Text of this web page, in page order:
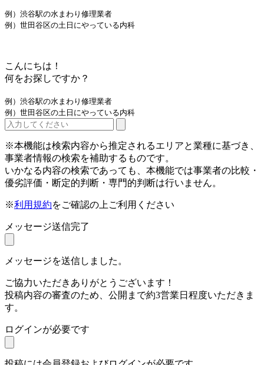
例）渋谷駅の水まわり修理業者
例）世田谷区の土日にやっている内科
こんにちは！
何をお探しですか？
例）渋谷駅の水まわり修理業者
例）世田谷区の土日にやっている内科
※本機能は検索内容から推定されるエリアと業種に基づき、
事業者情報の検索を補助するものです。
いかなる内容の検索であっても、本機能では事業者の比較・
優劣評価・断定的判断・専門的判断は行いません。
※利用規約をご確認の上ご利用ください
メッセージ送信完了
メッセージを送信しました。
ご協力いただきありがとうございます！
投稿内容の審査のため、公開まで約3営業日程度いただきま
す。
ログインが必要です